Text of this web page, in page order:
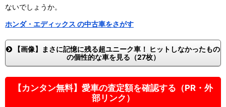
ないでしょうか。
ホンダ・エディックス の中古車をさがす
【画像】まさに記憶に残る超ユニーク車！ ヒットしなかったもの
の個性的な車を見る（27枚）
【カンタン無料】愛車の査定額を確認する（PR・外
部リンク）